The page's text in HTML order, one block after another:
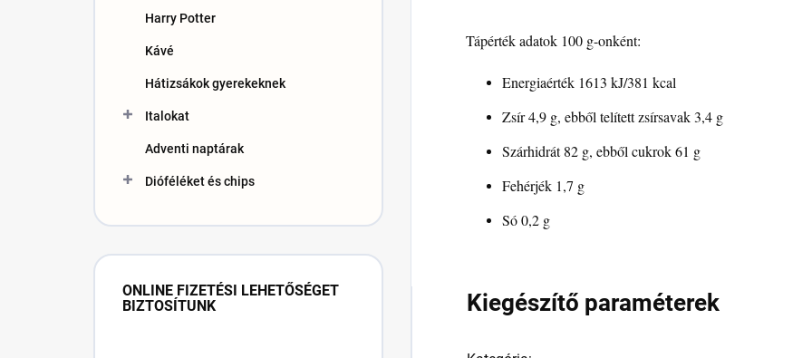
Harry Potter
Kávé
Hátizsákok gyerekeknek
Italokat
Adventi naptárak
Dióféléket és chips
ONLINE FIZETÉSI LEHETŐSÉGET
BIZTOSÍTUNK
Tápérték adatok 100 g-onként:
Energiaérték 1613 kJ/381 kcal
Zsír 4,9 g, ebből telített zsírsavak 3,4 g
Szárhidrát 82 g, ebből cukrok 61 g
Fehérjék 1,7 g
Só 0,2 g
Kiegészítő paraméterek